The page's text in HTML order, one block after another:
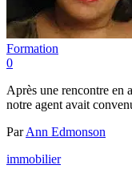
Formation
0
Après une rencontre en
notre agent avait
ParAnn Edmonson
immobilier